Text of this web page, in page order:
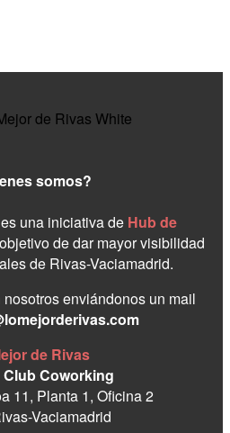
somos?
una iniciativa de Hub de
de dar mayor visibilidad
de Rivas-Vaciamadrid.
enviándonos un mail
de Rivas
Club Coworking
11, Planta 1, Oficina 2
Vaciamadrid